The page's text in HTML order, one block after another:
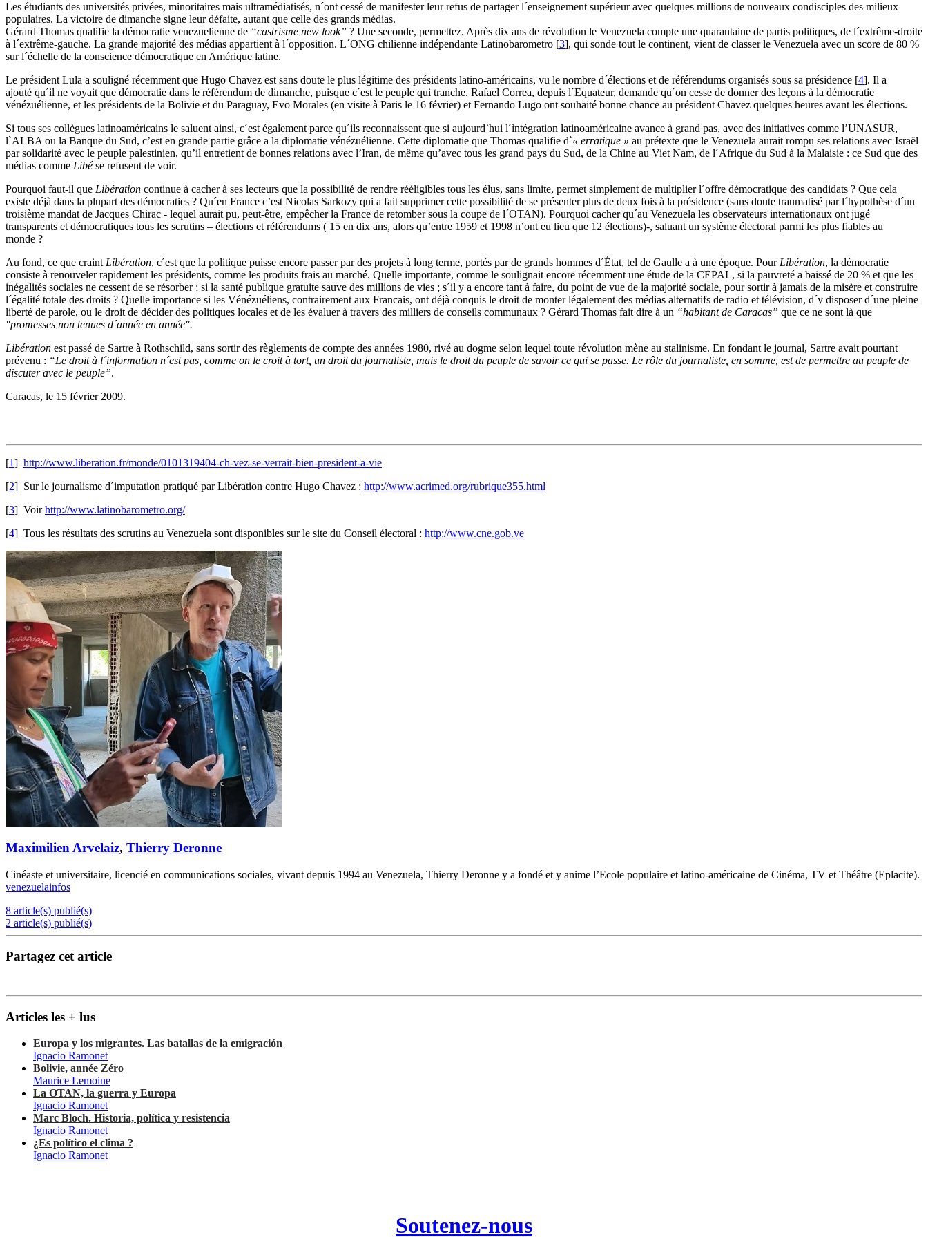
Les étudiants des universités privées, minoritaires mais ultramédiatisés, n´ont cessé de manifester leur refus de partager l´enseignement supérieur avec quelques millions de nouveaux condisciples des milieux
populaires. La victoire de dimanche signe leur défaite, autant que celle des grands médias.
Gérard Thomas qualifie la démocratie venezuelienne de “castrisme new look” ? Une seconde, permettez. Après dix ans de révolution le Venezuela compte une quarantaine de partis politiques, de l´extrême-droite
à l´extrême-gauche. La grande majorité des médias appartient à l´opposition. L´ONG chilienne indépendante Latinobarometro [3], qui sonde tout le continent, vient de classer le Venezuela avec un score de 80 %
sur l´échelle de la conscience démocratique en Amérique latine.
Le président Lula a souligné récemment que Hugo Chavez est sans doute le plus légitime des présidents latino-américains, vu le nombre d´élections et de référendums organisés sous sa présidence [4]. Il a
ajouté qu´il ne voyait que démocratie dans le référendum de dimanche, puisque c´est le peuple qui tranche. Rafael Correa, depuis l´Equateur, demande qu´on cesse de donner des leçons à la démocratie
vénézuélienne, et les présidents de la Bolivie et du Paraguay, Evo Morales (en visite à Paris le 16 février) et Fernando Lugo ont souhaité bonne chance au président Chavez quelques heures avant les élections.
Si tous ses collègues latinoaméricains le saluent ainsi, c´est également parce qu´ils reconnaissent que si aujourd`hui l´ìntégration latinoaméricaine avance à grand pas, avec des initiatives comme l’UNASUR,
l`ALBA ou la Banque du Sud, c’est en grande partie grâce a la diplomatie vénézuélienne. Cette diplomatie que Thomas qualifie d`« erratique » au prétexte que le Venezuela aurait rompu ses relations avec Israël
par solidarité avec le peuple palestinien, qu’il entretient de bonnes relations avec l’Iran, de même qu’avec tous les grand pays du Sud, de la Chine au Viet Nam, de l´Afrique du Sud à la Malaisie : ce Sud que des
médias comme Libése refusent de voir.
Pourquoi faut-il que Libération continue à cacher à ses lecteurs que la possibilité de rendre rééligibles tous les élus, sans limite, permet simplement de multiplier l´offre démocratique des candidats ? Que cela
existe déjà dans la plupart des démocraties ? Qu´en France c’est Nicolas Sarkozy qui a fait supprimer cette possibilité de se présenter plus de deux fois à la présidence (sans doute traumatisé par l´hypothèse d´un
troisième mandat de Jacques Chirac - lequel aurait pu, peut-être, empêcher la France de retomber sous la coupe de l´OTAN). Pourquoi cacher qu´au Venezuela les observateurs internationaux ont jugé
transparents et démocratiques tous les scrutins – élections et référendums ( 15 en dix ans, alors qu’entre 1959 et 1998 n’ont eu lieu que 12 élections)-, saluant un système électoral parmi les plus fiables au
monde ?
Au fond, ce que craint Libération, c´est que la politique puisse encore passer par des projets à long terme, portés par de grands hommes d´État, tel de Gaulle a à une époque. Pour Libération, la démocratie
consiste à renouveler rapidement les présidents, comme les produits frais au marché. Quelle importante, comme le soulignait encore récemment une étude de la CEPAL, si la pauvreté a baissé de 20 % et que les
inégalités sociales ne cessent de se résorber ; si la santé publique gratuite sauve des millions de vies ; s´il y a encore tant à faire, du point de vue de la majorité sociale, pour sortir à jamais de la misère et construire
l´égalité totale des droits ? Quelle importance si les Vénézuéliens, contrairement aux Francais, ont déjà conquis le droit de monter légalement des médias alternatifs de radio et télévision, d´y disposer d´une pleine
liberté de parole, ou le droit de décider des politiques locales et de les évaluer à travers des milliers de conseils communaux ? Gérard Thomas fait dire à un “habitant de Caracas” que ce ne sont là que
"promesses non tenues d´année en année".
Libération est passé de Sartre à Rothschild, sans sortir des règlements de compte des années 1980, rivé au dogme selon lequel toute révolution mène au stalinisme. En fondant le journal, Sartre avait pourtant
prévenu : “Le droit à l´information n´est pas, comme on le croit à tort, un droit du journaliste, mais le droit du peuple de savoir ce qui se passe. Le rôle du journaliste, en somme, est de permettre au peuple de
discuter avec le peuple”.
Caracas, le 15 février 2009.
[1] http://www.liberation.fr/monde/0101319404-ch-vez-se-verrait-bien-president-a-vie
[2] Sur le journalisme d´imputation pratiqué par Libération contre Hugo Chavez : http://www.acrimed.org/rubrique355.html
[3] Voirhttp://www.latinobarometro.org/
[4] Tous les résultats des scrutins au Venezuela sont disponibles sur le site du Conseil électoral : http://www.cne.gob.ve
Maximilien Arvelaiz, Thierry Deronne
Cinéaste et universitaire, licencié en communications sociales, vivant depuis 1994 au Venezuela, Thierry Deronne y a fondé et y anime l’Ecole populaire et latino-américaine de Cinéma, TV et Théâtre (Eplacite).
venezuelainfos
8 article(s) publié(s)
2 article(s) publié(s)
Partagez cet article
Articles les + lus
Europa y los migrantes. Las batallas de la emigración
Ignacio Ramonet
Bolivie, année Zéro
Maurice Lemoine
La OTAN, la guerra y Europa
Ignacio Ramonet
Marc Bloch. Historia, política y resistencia
Ignacio Ramonet
¿Es político el clima ?
Ignacio Ramonet
Soutenez-nous